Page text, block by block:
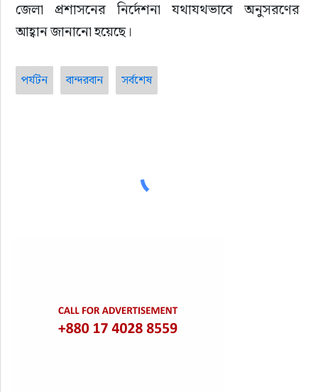
জেলা প্রশাসনের নির্দেশনা যথাযথভাবে অনুসরণের
আহ্বান জানানো হয়েছে।
পর্যটন বান্দরবান সর্বশেষ